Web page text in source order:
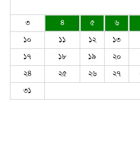
৩
৪ ৫ ৬
১০
১১ ১২ ১৩
১৭
১৮ ১৯ ২০
২৪
২৫ ২৬ ২৭
৩১